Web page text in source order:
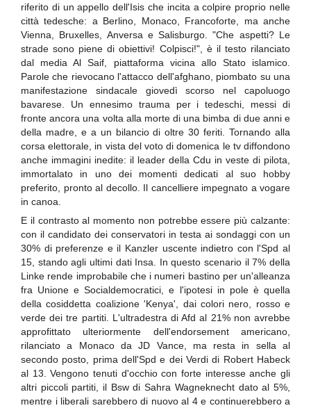
riferito di un appello dell'Isis che incita a colpire proprio nelle
città tedesche: a Berlino, Monaco, Francoforte, ma anche
Vienna, Bruxelles, Anversa e Salisburgo. "Che aspetti? Le
strade sono piene di obiettivi! Colpisci!", è il testo rilanciato
dal media Al Saif, piattaforma vicina allo Stato islamico.
Parole che rievocano l'attacco dell'afghano, piombato su una
manifestazione sindacale giovedì scorso nel capoluogo
bavarese. Un ennesimo trauma per i tedeschi, messi di
fronte ancora una volta alla morte di una bimba di due anni e
della madre, e a un bilancio di oltre 30 feriti. Tornando alla
corsa elettorale, in vista del voto di domenica le tv diffondono
anche immagini inedite: il leader della Cdu in veste di pilota,
immortalato in uno dei momenti dedicati al suo hobby
preferito, pronto al decollo. Il cancelliere impegnato a vogare
in canoa.
E il contrasto al momento non potrebbe essere più calzante:
con il candidato dei conservatori in testa ai sondaggi con un
30% di preferenze e il Kanzler uscente indietro con l'Spd al
15, stando agli ultimi dati Insa. In questo scenario il 7% della
Linke rende improbabile che i numeri bastino per un'alleanza
fra Unione e Socialdemocratici, e l'ipotesi in pole è quella
della cosiddetta coalizione 'Kenya', dai colori nero, rosso e
verde dei tre partiti. L'ultradestra di Afd al 21% non avrebbe
approfittato ulteriormente dell'endorsement americano,
rilanciato a Monaco da JD Vance, ma resta in sella al
secondo posto, prima dell'Spd e dei Verdi di Robert Habeck
al 13. Vengono tenuti d'occhio con forte interesse anche gli
altri piccoli partiti, il Bsw di Sahra Wagneknecht dato al 5%,
mentre i liberali sarebbero di nuovo al 4 e continuerebbero a